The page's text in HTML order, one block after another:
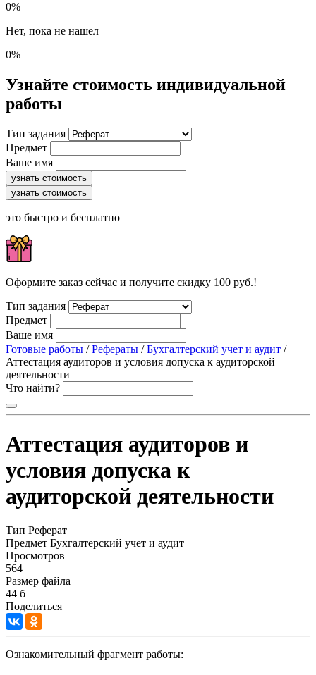
0%
Нет, пока не нашел
0%
Узнайте стоимость индивидуальной
работы
Тип задания
Предмет
Ваше имя
узнать стоимость
узнать стоимость
это быстро и бесплатно
Оформите заказ сейчас и получите скидку 100 руб.!
Тип задания
Предмет
Ваше имя
Готовые работы /Рефераты /Бухгалтерский учет и аудит /
Аттестация аудиторов и условия допуска к аудиторской
деятельности
Что найти?
Аттестация аудиторов и
условия допуска к
аудиторской деятельности
Тип Реферат
Предмет Бухгалтерский учет и аудит
Просмотров
564
Размер файла
44 б
Поделиться
Ознакомительный фрагмент работы: